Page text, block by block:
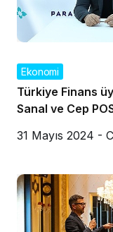
Ekonomi
Türkiye Finans
Sanal ve Cep
31 Mayıs 2024 -